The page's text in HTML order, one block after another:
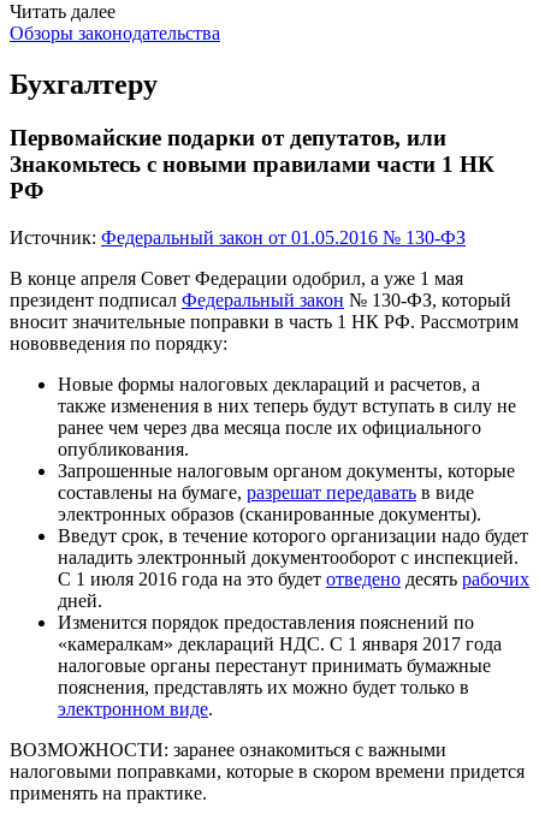
Читать далее
Обзоры законодательства
Бухгалтеру
Первомайские подарки от депутатов, или
Знакомьтесь с новыми правилами части 1 НК
РФ
Источник: Федеральный закон от 01.05.2016 № 130-ФЗ
В конце апреля Совет Федерации одобрил, а уже 1 мая
президент подписал Федеральный закон № 130-ФЗ, который
вносит значительные поправки в часть 1 НК РФ. Рассмотрим
нововведения по порядку:
Новые формы налоговых деклараций и расчетов, а
также изменения в них теперь будут вступать в силу не
ранее чем через два месяца после их официального
опубликования.
Запрошенные налоговым органом документы, которые
составлены на бумаге, разрешат передавать в виде
электронных образов (сканированные документы).
Введут срок, в течение которого организации надо будет
наладить электронный документооборот с инспекцией.
С 1 июля 2016 года на это будет отведено десять рабочих
дней.
Изменится порядок предоставления пояснений по
«камералкам» деклараций НДС. С 1 января 2017 года
налоговые органы перестанут принимать бумажные
пояснения, представлять их можно будет только в
электронном виде.
ВОЗМОЖНОСТИ: заранее ознакомиться с важными
налоговыми поправками, которые в скором времени придется
применять на практике.